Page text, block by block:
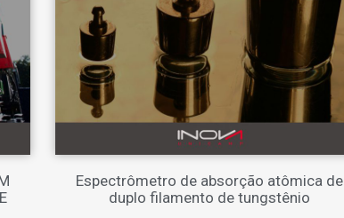
Espectrômetro de absorção atômica de
duplo filamento de tungstênio